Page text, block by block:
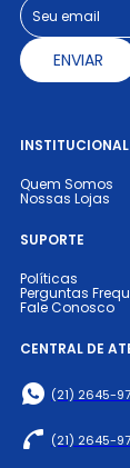
ENVIAR
INSTITUCIONAL
Quem Somos
Nossas Lojas
SUPORTE
Políticas
Perguntas
Fale Conosco
CENTRAL DE
(21) 2645-
(21) 2645-